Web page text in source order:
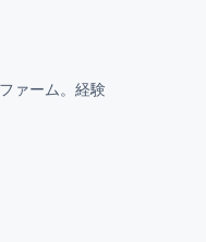
ァーム。経験